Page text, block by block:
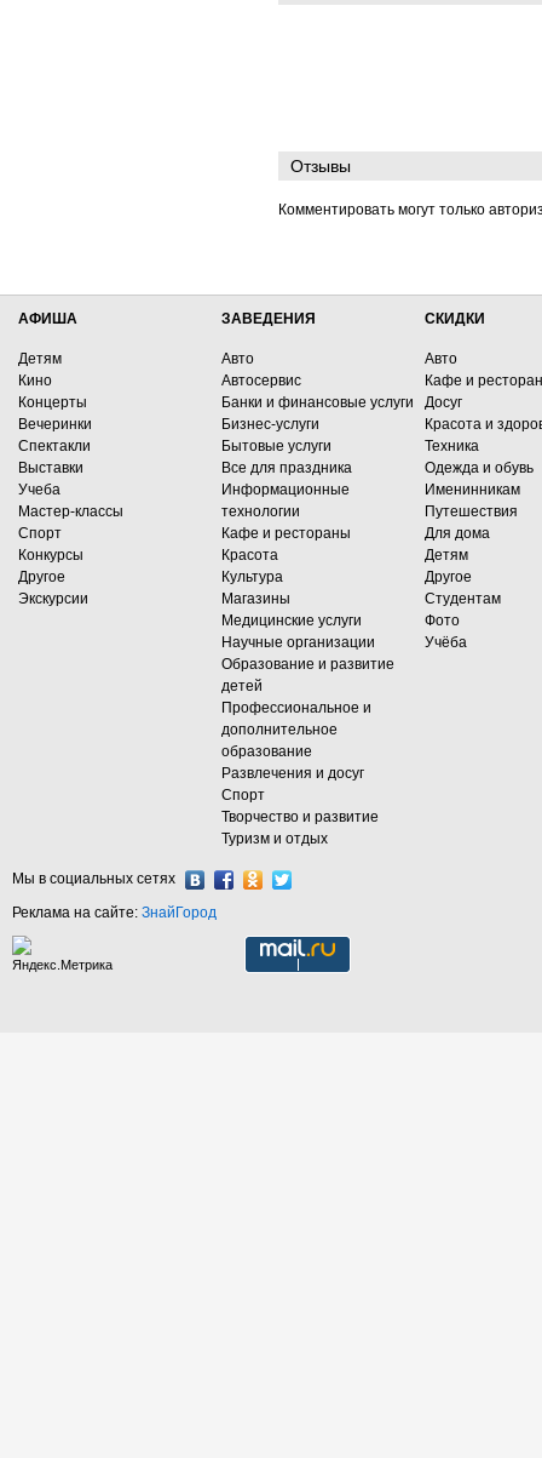
Отзывы
Комментировать могут только
АФИША
Детям
Кино
Концерты
Вечеринки
Спектакли
Выставки
Учеба
Мастер-классы
Спорт
Конкурсы
Другое
Экскурсии
ЗАВЕДЕНИЯ
Авто
Автосервис
Банки и финансовые услуги
Бизнес-услуги
Бытовые услуги
Все для праздника
Информационные
технологии
Кафе и рестораны
Красота
Культура
Магазины
Медицинские услуги
Научные организации
Образование и развитие
детей
Профессиональное и
дополнительное
образование
Развлечения и досуг
Спорт
Творчество и развитие
Туризм и отдых
СКИДКИ
Авто
Кафе и
Досуг
Красота и
Техника
Одежда и обувь
Именинникам
Путешествия
Для дома
Детям
Другое
Студентам
Фото
Учёба
Мы в социальных сетях
Реклама на сайте: ЗнайГород